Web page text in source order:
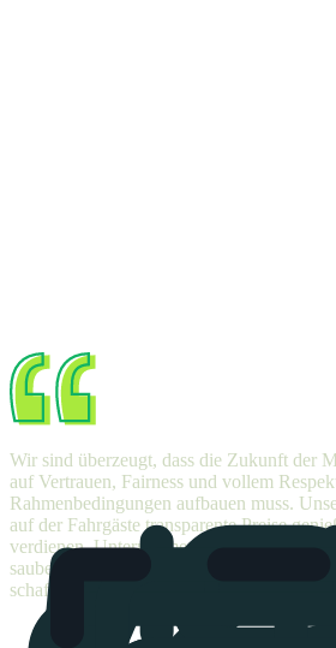
Wir sind überzeugt, dass die Zukunft der
auf Vertrauen, Fairness und vollem
Rahmen­bedingungen aufbauen muss.
auf der Fahrgäste transparente Preise
verdienen, Unternehmen
sauberer
schaffen,